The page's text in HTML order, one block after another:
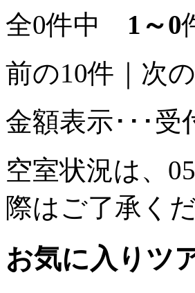
全0件中 1～0
前の10件
次
金額表示･･･
空室状況は、
際はご了承くだ
お気に入りツ